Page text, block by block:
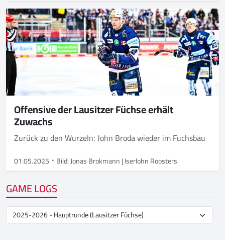
Offensive der Lausitzer Füchse erhält
Zuwachs
Zurück zu den Wurzeln: John Broda wieder im Fuchsbau
01.05.2025 Bild: Jonas Brokmann | Iserlohn Roosters
GAME LOGS